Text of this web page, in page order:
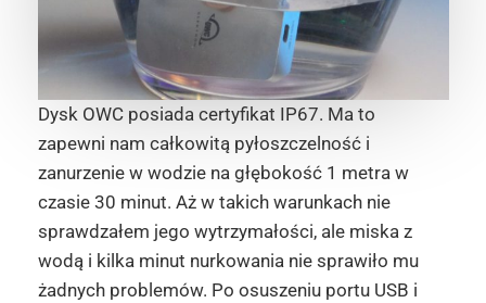
Dysk OWC posiada certyfikat IP67. Ma to
zapewni nam całkowitą pyłoszczelność i
zanurzenie w wodzie na głębokość 1 metra w
czasie 30 minut. Aż w takich warunkach nie
sprawdzałem jego wytrzymałości, ale miska z
wodą i kilka minut nurkowania nie sprawiło mu
żadnych problemów. Po osuszeniu portu USB i